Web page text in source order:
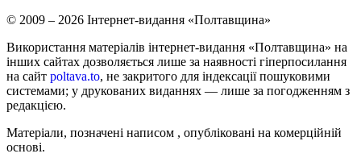
© 2009 – 2026 Інтернет-видання «Полтавщина»
Використання матеріалів інтернет-видання «Полтавщина» на
інших сайтах дозволяється лише за наявності гіперпосилання
на сайт poltava.to, не закритого для індексації пошуковими
системами; у друкованих виданнях — лише за погодженням з
редакцією.
Матеріали, позначені написом , опубліковані на комерційній
основі.